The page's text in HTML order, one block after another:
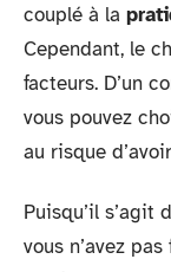
couplé à la
Cependant, le
facteurs. D’un
vous pouvez
au risque
Puisqu’il s’agit
vous n’avez